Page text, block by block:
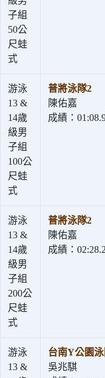
子組
50公
尺蛙
式
游泳
13 &
14歲
級男
子組
100公
尺蛙
式
普將泳隊2
陳佑嘉
成績：
游泳
13 &
14歲
級男
子組
200公
尺蛙
式
普將泳隊2
陳佑嘉
成績：
游泳
13 &
台南Y公園
吳兆騏